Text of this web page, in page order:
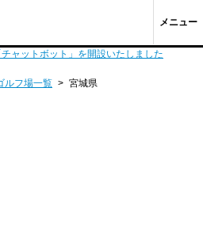
メニュー
ャットボット」を開設いたしました
ルフ場一覧 > 宮城県